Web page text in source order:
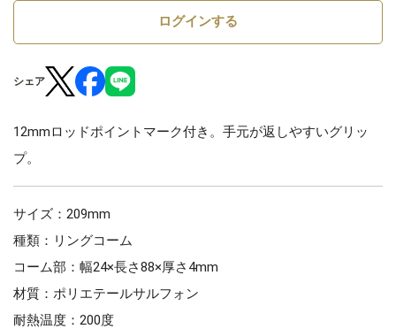
ログインする
シェア
12mmロッドポイントマーク付き。手元が返しやすいグリッ
プ。
サイズ：209mm
種類：リングコーム
コーム部：幅24×長さ88×厚さ4mm
材質：ポリエテールサルフォン
耐熱温度：200度